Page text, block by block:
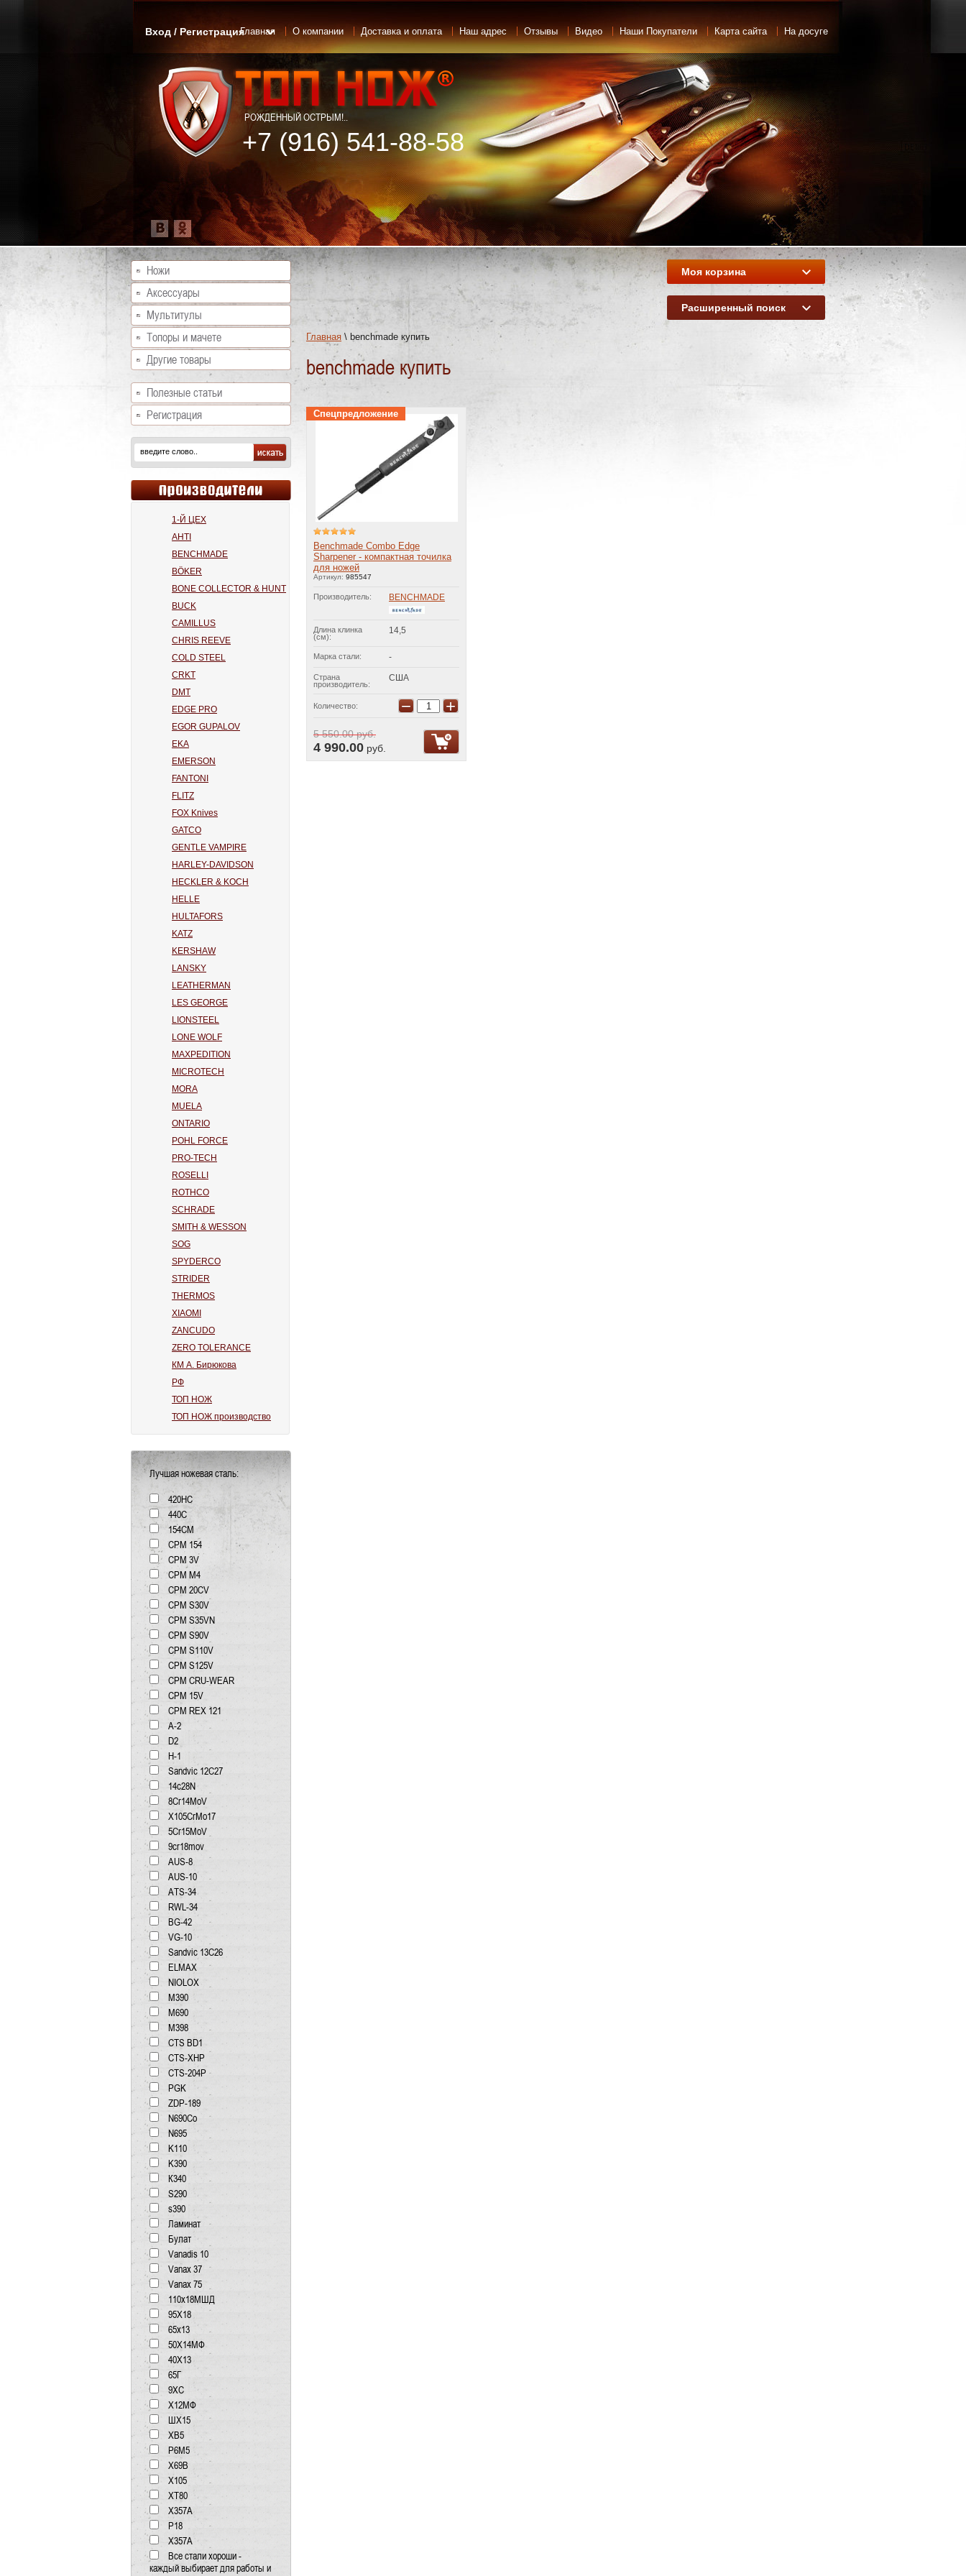
Главная О компании Доставка и оплата Наш адрес Отзывы Видео Наши Покупатели Карта сайта На досуге
Вход / Регистрация
РОЖДЕННЫЙ ОСТРЫМ!..
+7 (916) 541-88-58
Моя корзина
Расширенный поиск
Главная \ benchmade купить
benchmade купить
Спецпредложение
Benchmade Combo Edge
Sharpener - компактная точилка
для ножей
Артикул: 985547
Производитель: BENCHMADE
Длина клинка
(см):
14,5
Марка стали: -
Страна
производитель:
США
Количество: − +
5 550.00руб.
4 990.00 руб.
Ножи
Аксессуары
Мультитулы
Топоры и мачете
Другие товары
Полезные статьи
Регистрация
1-Й ЦЕХ
AHTI
BENCHMADE
BÖKER
BONE COLLECTOR & HUNT
BUCK
CAMILLUS
CHRIS REEVE
COLD STEEL
CRKT
DMT
EDGE PRO
EGOR GUPALOV
EKA
EMERSON
FANTONI
FLITZ
FOX Knives
GATCO
GENTLE VAMPIRE
HARLEY-DAVIDSON
HECKLER & KOCH
HELLE
HULTAFORS
KATZ
KERSHAW
LANSKY
LEATHERMAN
LES GEORGE
LIONSTEEL
LONE WOLF
MAXPEDITION
MICROTECH
MORA
MUELA
ONTARIO
POHL FORCE
PRO-TECH
ROSELLI
ROTHCO
SCHRADE
SMITH & WESSON
SOG
SPYDERCO
STRIDER
THERMOS
XIAOMI
ZANCUDO
ZERO TOLERANCE
КМ А. Бирюкова
РФ
ТОП НОЖ
ТОП НОЖ производство
Лучшая ножевая сталь:
420HC
440C
154СМ
CPM 154
CPM 3V
CPM M4
CPM 20CV
CPM S30V
CPM S35VN
CPM S90V
CPM S110V
CPM S125V
CPM CRU-WEAR
CPM 15V
CPM REX 121
А-2
D2
H-1
Sandvic 12C27
14c28N
8Cr14MoV
X105CrMo17
5Cr15MoV
9cr18mov
AUS-8
AUS-10
ATS-34
RWL-34
BG-42
VG-10
Sandvic 13C26
ELMAX
NIOLOX
М390
М690
М398
CTS BD1
CTS-XHP
CTS-204P
PGK
ZDP-189
N690Co
N695
K110
K390
К340
S290
s390
Ламинат
Булат
Vanadis 10
Vanax 37
Vanax 75
110x18МШД
95Х18
65x13
50Х14МФ
40Х13
65Г
9ХС
Х12МФ
ШХ15
ХВ5
Р6М5
Х69В
Х105
XT80
X357A
Р18
Х357А
Все стали хороши -
каждый выбирает для работы и